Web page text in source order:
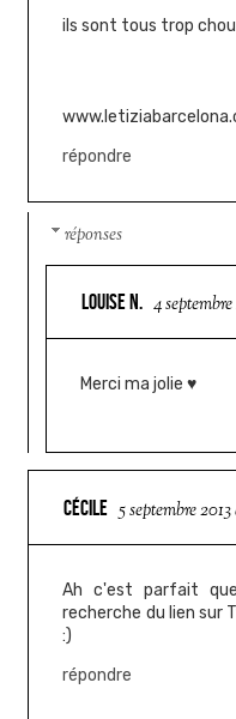
ils sont tous trop
répondre
réponses
LOUISE N. 4
Merci ma jolie ♥
CÉCILE 5 septembre
Ah c'est parfait
recherche du lien sur
:)
répondre